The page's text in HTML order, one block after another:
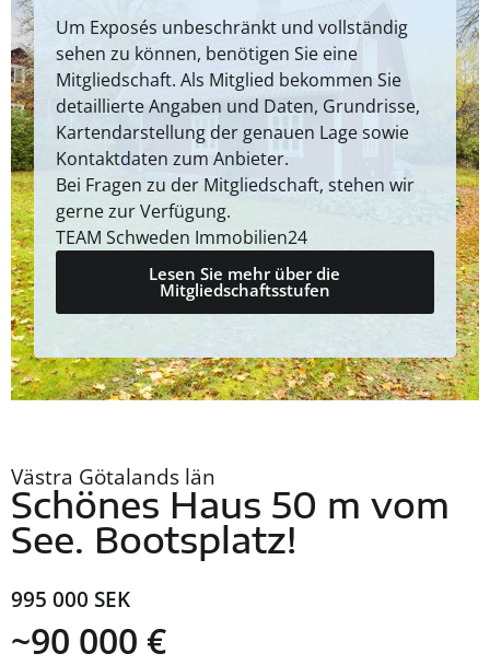
Um Exposés unbeschränkt und vollständig
sehen zu können, benötigen Sie eine
Mitgliedschaft. Als Mitglied bekommen Sie
detaillierte Angaben und Daten, Grundrisse,
Kartendarstellung der genauen Lage sowie
Kontaktdaten zum Anbieter.
Bei Fragen zu der Mitgliedschaft, stehen wir
gerne zur Verfügung.
TEAM Schweden Immobilien24
Lesen Sie mehr über die
Mitgliedschaftsstufen
Västra Götalands län
Schönes Haus 50 m vom
See. Bootsplatz!
995 000 SEK
~90 000 €